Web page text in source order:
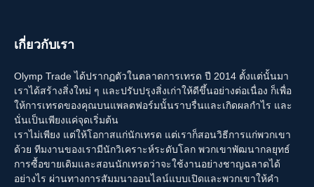
เกี่ยวกับเรา
Olymp Trade ได้ปรากฏตัวในตลาดการเทรด ปี 2014 ตั้งแต่นั้นมา
เราได้สร้างสิ่งใหม่ ๆ และปรับปรุงสิ่งเก่าให้ดีขึ้นอย่างต่อเนื่อง ก็เพื่อ
ให้การเทรดของคุณบนแพลตฟอร์มนั้นราบรื่นและเกิดผลกำไร และ
นั่นเป็นเพียงแค่จุดเริ่มต้น
เราไม่เพียง แต่ให้โอกาสแก่นักเทรด แต่เราก็สอนวิธีการแก่พวกเขา
ด้วย ทีมงานของเรามีนักวิเคราะห์ระดับโลก พวกเขาพัฒนากลยุทธ์
การซื้อขายเดิมและสอนนักเทรดว่าจะใช้งานอย่างชาญฉลาดได้
อย่างไร ผ่านทางการสัมมนาออนไลน์แบบเปิดและพวกเขาให้คำ